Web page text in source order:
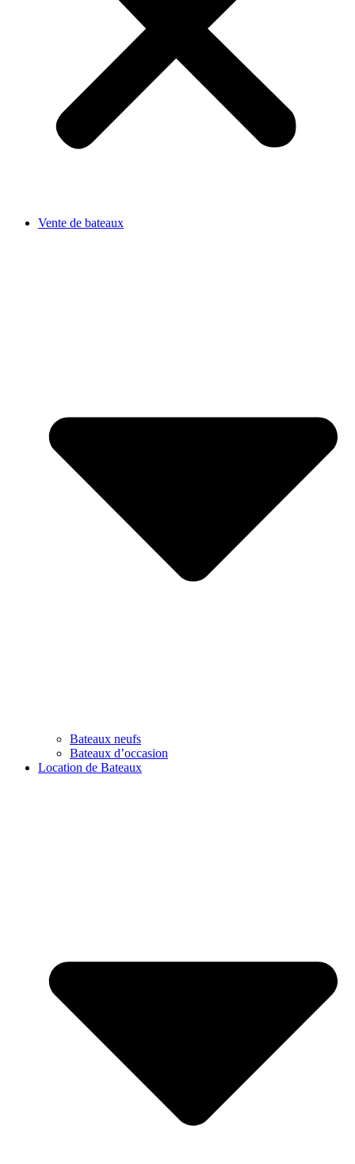
Vente de bateaux
Bateaux neufs
Bateaux d’occasion
Location de Bateaux